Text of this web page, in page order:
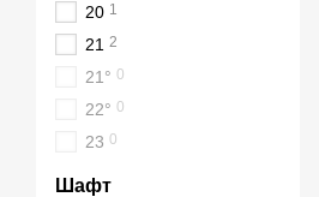
20 1
21 2
21° 0
22° 0
23 0
Шафт